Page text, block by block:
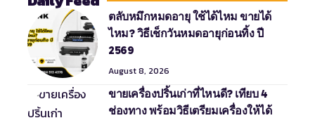
ตลับหมึกหมดอายุ ใช้ได้ไหม ขายได้
ไหม? วิธีเช็กวันหมดอายุก่อนทิ้ง ปี
2569
August 8, 2026
ขายเครื่องปริ้นเก่าที่ไหนดี? เทียบ 4
ช่องทาง พร้อมวิธีเตรียมเครื่องให้ได้